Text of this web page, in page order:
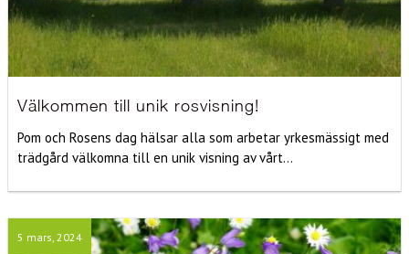
Välkommen till unik rosvisning!
Pom och Rosens dag hälsar alla som arbetar yrkesmässigt med
trädgård välkomna till en unik visning av vårt...
5 mars, 2024